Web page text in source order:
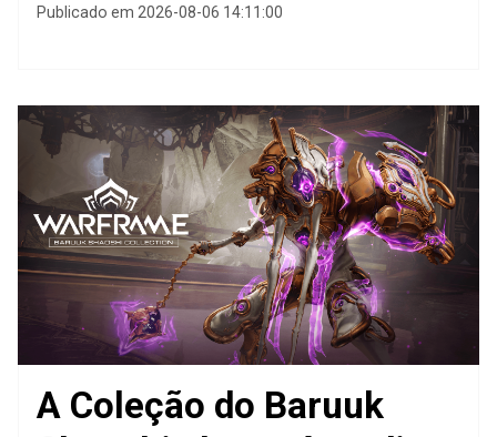
Publicado em 2026-08-06 14:11:00
A Coleção do Baruuk